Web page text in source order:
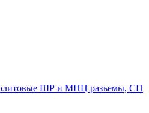
ШР и МНЦ разъемы, СП